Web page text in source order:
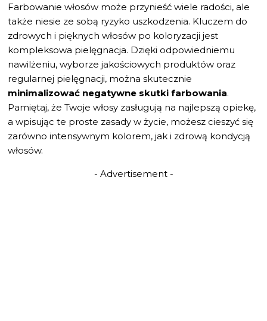
Farbowanie włosów może przynieść wiele radości, ale
także niesie ze sobą ryzyko uszkodzenia. Kluczem do
zdrowych i pięknych włosów po koloryzacji jest
kompleksowa pielęgnacja. Dzięki odpowiedniemu
nawilżeniu, wyborze jakościowych produktów oraz
regularnej pielęgnacji, można skutecznie
minimalizować negatywne skutki farbowania.
Pamiętaj, że Twoje włosy zasługują na najlepszą opiekę,
a wpisując te proste zasady w życie, możesz cieszyć się
zarówno intensywnym kolorem, jak i zdrową kondycją
włosów.
- Advertisement -